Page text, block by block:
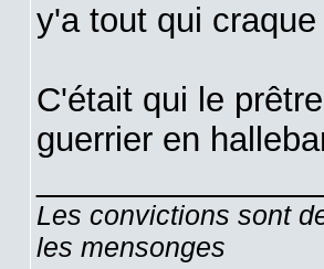
y'a tout qui
C'était qui le
guerrier en
Les convictions sont
les mensonges